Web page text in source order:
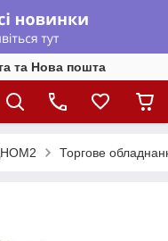
та Нова пошта
Торгове